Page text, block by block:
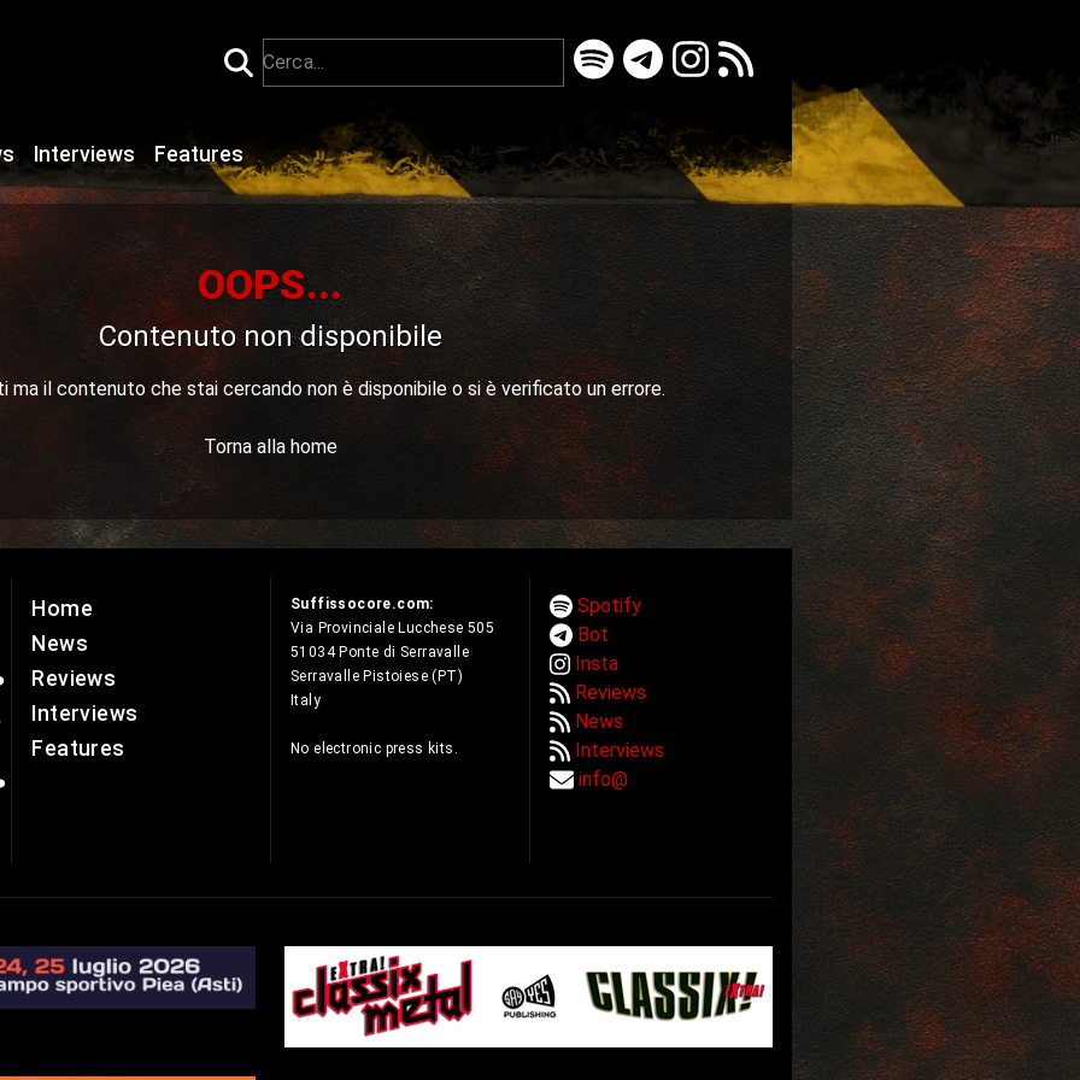
Interviews Features
OOPS...
Contenuto non disponibile
ma il contenuto che stai cercando non è disponibile o si è verificato un errore.
Torna alla home
Home
News
Reviews
Interviews
Features
Suffissocore.com:
Via Provinciale Lucchese 505
51034 Ponte di Serravalle
Serravalle Pistoiese (PT)
Italy
No electronic press kits.
Spotify
Bot
Insta
Reviews
News
Interviews
info@